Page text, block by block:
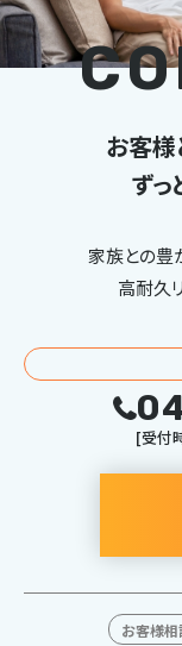
お客
ずっ
家族との豊
高耐久
[受付
お客様